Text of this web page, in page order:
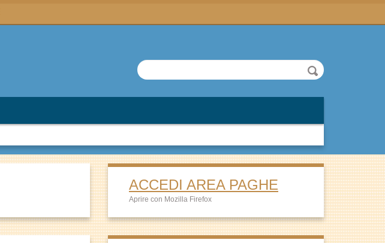
ACCEDI AREA PAGHE
Aprire con Mozilla Firefox